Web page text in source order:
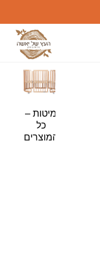
מיטות –
כל
המוצרים